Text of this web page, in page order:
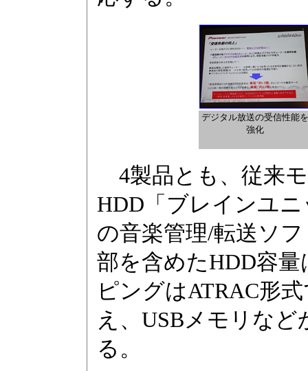
デジタル放送の受信性能を
強化
4製品とも、従来
HDD「ブレインユ
の音楽管理/転送ソ
部を含めたHDD容
ピングはATRAC形
え、USBメモリな
る。